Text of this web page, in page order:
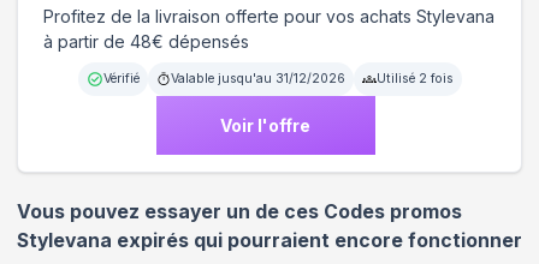
Profitez de la livraison offerte pour vos achats Stylevana
à partir de 48€ dépensés
Vérifié Valable jusqu'au 31/12/2026 Utilisé 2 fois
Voir l'offre
Vous pouvez essayer un de ces Codes promos
Stylevana expirés qui pourraient encore fonctionner